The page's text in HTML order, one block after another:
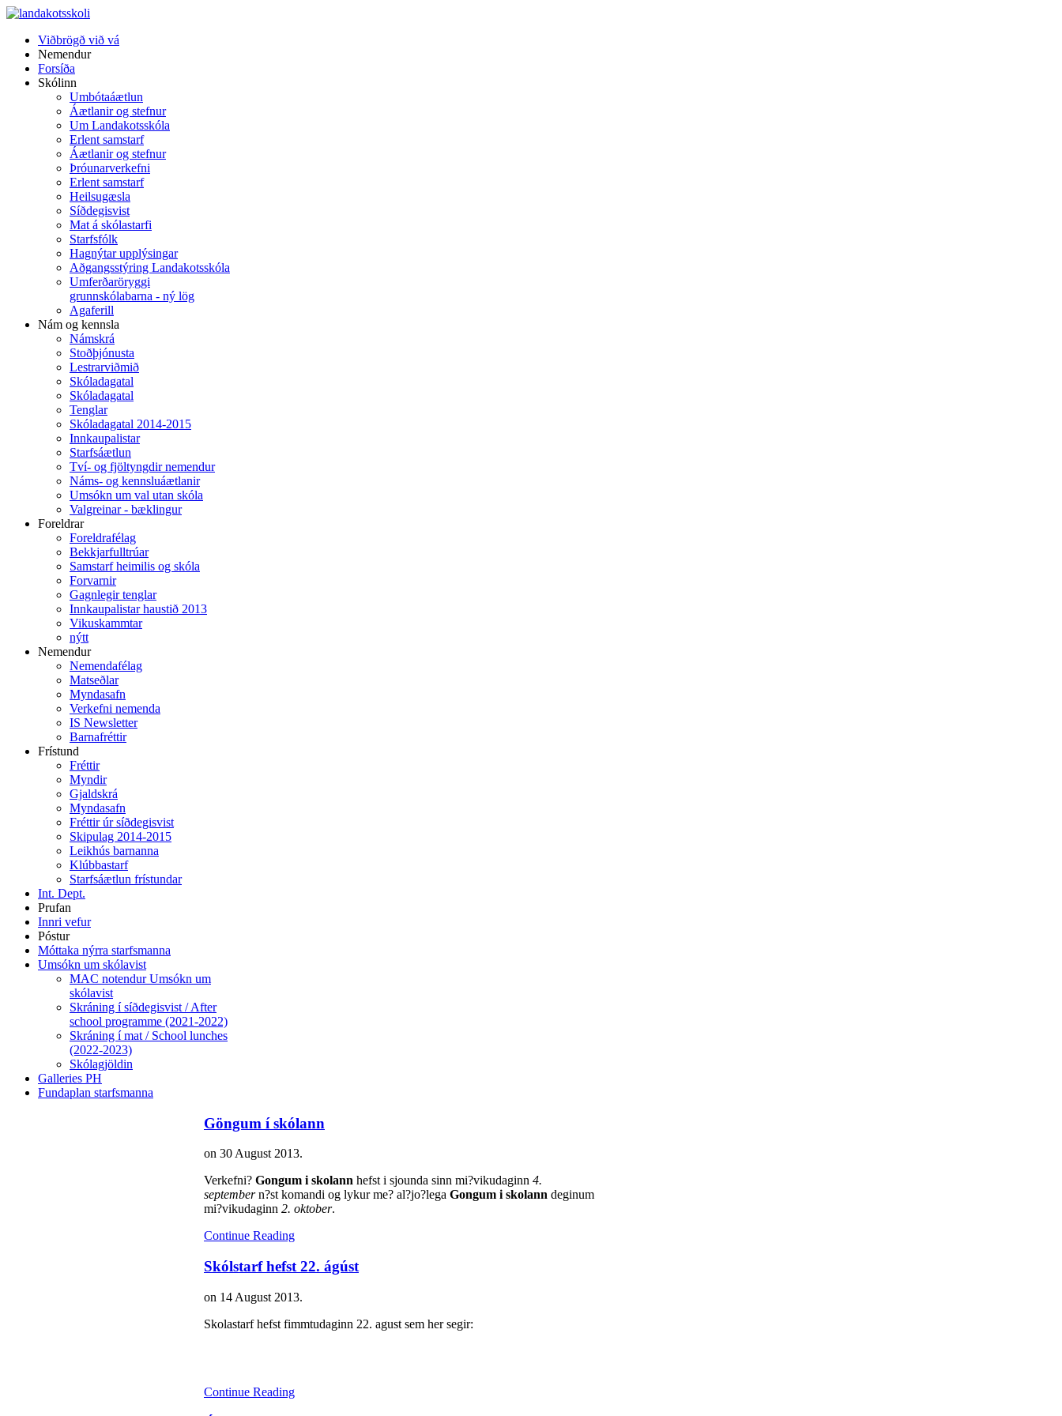
Viðbrögð við vá
Nemendur
Forsíða
Skólinn
Umbótaáætlun
Áætlanir og stefnur
Um Landakotsskóla
Erlent samstarf
Áætlanir og stefnur
Þróunarverkefni
Erlent samstarf
Heilsugæsla
Síðdegisvist
Mat á skólastarfi
Starfsfólk
Hagnýtar upplýsingar
Aðgangsstýring Landakotsskóla
Umferðaröryggi
grunnskólabarna - ný lög
Agaferill
Nám og kennsla
Námskrá
Stoðþjónusta
Lestrarviðmið
Skóladagatal
Skóladagatal
Tenglar
Skóladagatal 2014-2015
Innkaupalistar
Starfsáætlun
Tví- og fjöltyngdir nemendur
Náms- og kennsluáætlanir
Umsókn um val utan skóla
Valgreinar - bæklingur
Foreldrar
Foreldrafélag
Bekkjarfulltrúar
Samstarf heimilis og skóla
Forvarnir
Gagnlegir tenglar
Innkaupalistar haustið 2013
Vikuskammtar
nýtt
Nemendur
Nemendafélag
Matseðlar
Myndasafn
Verkefni nemenda
IS Newsletter
Barnafréttir
Frístund
Fréttir
Myndir
Gjaldskrá
Myndasafn
Fréttir úr síðdegisvist
Skipulag 2014-2015
Leikhús barnanna
Klúbbastarf
Starfsáætlun frístundar
Int. Dept.
Prufan
Innri vefur
Póstur
Móttaka nýrra starfsmanna
Umsókn um skólavist
MAC notendur Umsókn um
skólavist
Skráning í síðdegisvist / After
school programme (2021-2022)
Skráning í mat / School lunches
(2022-2023)
Skólagjöldin
Galleries PH
Fundaplan starfsmanna
Göngum í skólann
on 30 August 2013.
Verkefni? Gongum i skolann hefst i sjounda sinn mi?vikudaginn 4.
septembern?st komandi og lykur me? al?jo?lega Gongum i skolann deginum
mi?vikudaginn 2. oktober.
Continue Reading
Skólstarf hefst 22. ágúst
on 14 August 2013.
Skolastarf hefst fimmtudaginn 22. agust sem her segir:
Continue Reading